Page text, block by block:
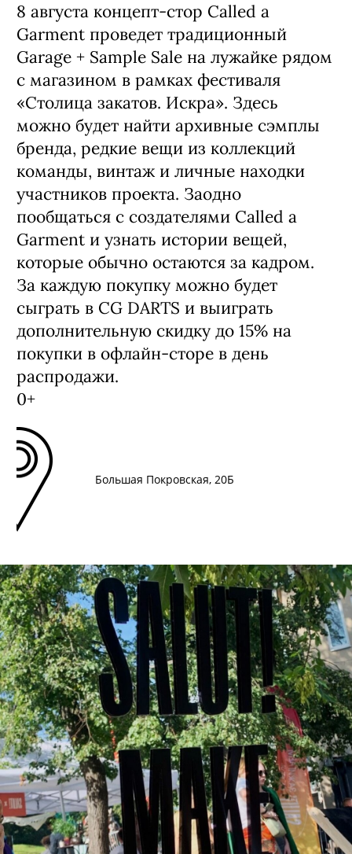
8 августа концепт-стор Called a
Garment проведет традиционный
Garage + Sample Sale на лужайке рядом
с магазином в рамках фестиваля
«Столица закатов. Искра». Здесь
можно будет найти архивные сэмплы
бренда, редкие вещи из коллекций
команды, винтаж и личные находки
участников проекта. Заодно
пообщаться с создателями Called a
Garment и узнать истории вещей,
которые обычно остаются за кадром.
За каждую покупку можно будет
сыграть в CG DARTS и выиграть
дополнительную скидку до 15% на
покупки в офлайн-сторе в день
распродажи.
0+
Большая Покровская, 20Б